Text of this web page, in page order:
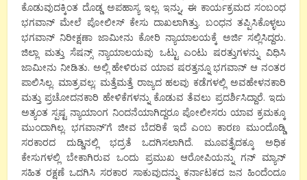
ಕೊಡುವುದಕ್ಕಿಂತ ದೊಡ್ಡ ಅಪಹಾಸ್ಯ ಇಲ್ಲ. ಇನ್ನು, ಈ ಕಾರ್ಯಕ್ರಮದ ಸಂಬಂಧ
ಭಗವಾನ್ ಮೇಲೆ ಪೋಲೀಸ್ ಕೇಸು ದಾಖಲಾಗಿತ್ತು. ಬಂಧನ ತಪ್ಪಿಸಿಕೊಳ್ಳಲು
ಭಗವಾನ್ ನಿರೀಕ್ಷಣಾ ಜಾಮೀನು ಕೋರಿ ನ್ಯಾಯಾಲಯಕ್ಕೆ ಅರ್ಜಿ ಸಲ್ಲಿಸಿದ್ದರು.
ಜಿಲ್ಲಾ ಮತ್ತು ಸೆಷನ್ಸ್ ನ್ಯಾಯಾಲಯವು ಒಟ್ಟು ಎಂಟು ಷರತ್ತುಗಳನ್ನು ವಿಧಿಸಿ
ಜಾಮೀನು ನೀಡಿತು. ಅಲ್ಲಿ ಹೇಳಿರುವ ಯಾವ ಷರತ್ತನ್ನೂ ಭಗವಾನ್ ಆ ನಂತರ
ಪಾಲಿಸಿಲ್ಲ. ಮಾತ್ರವಲ್ಲ; ಮತ್ತೆಮತ್ತೆ ರಾಜ್ಯದ ಹಲವು ಕಡೆಗಳಲ್ಲಿ ಅವಹೇಳನಕಾರಿ
ಮತ್ತು ಪ್ರಚೋದನಕಾರಿ ಹೇಳಿಕೆಗಳನ್ನು ಕೊಡುವ ತೆವಲು ಪ್ರದರ್ಶಿಸಿದ್ದಾರೆ. ಇದು
ಅತ್ಯಂತ ಸ್ಪಷ್ಟ ನ್ಯಾಯಾಂಗ ನಿಂದನೆಯಾಗಿದ್ದರೂ ಪೋಲೀಸರು ಯಾವ ಕ್ರಮಕ್ಕೂ
ಮುಂದಾಗಿಲ್ಲ. ಭಗವಾನ್’ಗೆ ಜೀವ ಬೆದರಿಕೆ ಇದೆ ಎಂಬ ಕಾರಣ ಮುಂದೊಡ್ಡಿ
ಸರಕಾರದ ದುಡ್ಡಿನಲ್ಲಿ ಭದ್ರತೆ ಒದಗಿಸಲಾಗಿದೆ. ಮೂವತ್ತೈದಕ್ಕೂ ಅಧಿಕ
ಕೇಸುಗಳಲ್ಲಿ ಬೇಕಾಗಿರುವ ಒಂದು ಪ್ರಮುಖ ಆರೋಪಿಯನ್ನು ಗನ್ ಮ್ಯಾನ್
ಸಹಿತ ರಕ್ಷಣೆ ಒದಗಿಸಿ ಸರಕಾರ ಸಾಕುವುದನ್ನು ಕರ್ನಾಟಕದ ಜನ ಹಿಂದೆಂದೂ